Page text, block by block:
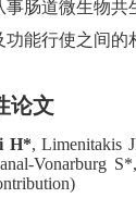
事肠道微生物
功能行使之间
论文
H*, Limenitakis
Vonarburg